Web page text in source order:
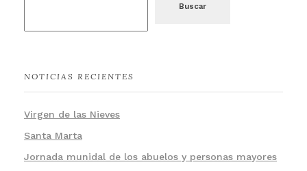
Buscar
NOTICIAS RECIENTES
Virgen de las Nieves
Santa Marta
Jornada munidal de los abuelos y personas mayores